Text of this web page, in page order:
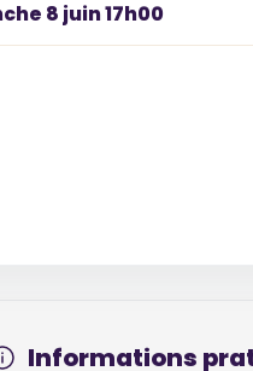
8 juin 17h00
Informations